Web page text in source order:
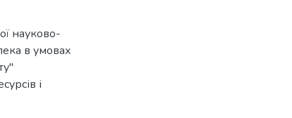
науково-
в умовах
і